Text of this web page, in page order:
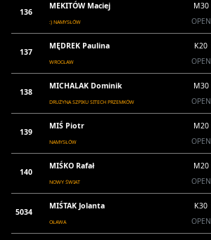
136
MEKITÓW Maciej
:) NAMYSŁÓW
M30
OPEN
137
MĘDREK Paulina
WROCŁAW
K20
OPEN
138
MICHALAK Dominik
DRUŻYNA SZPIKU SITECH PRZEMKÓW
M30
OPEN
139
MIŚ Piotr
NAMYSŁÓW
M20
OPEN
140
MIŚKO Rafał
NOWY ŚWIAT
M20
OPEN
5034
MIŚTAK Jolanta
OŁAWA
K30
OPEN